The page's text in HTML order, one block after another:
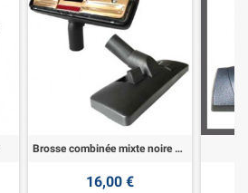
Brosse combinée mixte noire métal
16,00 €